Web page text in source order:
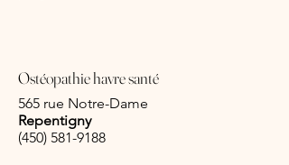
Ostéopathie havre santé
565 rue Notre-Dame
Repentigny
(450) 581-9188